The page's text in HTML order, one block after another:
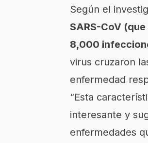
Según el
SARS-CoV
8,000
virus cruzaron
enfermedad
“Esta
interesante y
enfermedades